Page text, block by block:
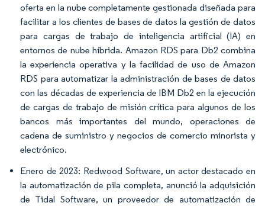
oferta en la nube completamente gestionada diseñada para
facilitar a los clientes de bases de datos la gestión de datos
para cargas de trabajo de inteligencia artificial (IA) en
entornos de nube híbrida. Amazon RDS para Db2 combina
la experiencia operativa y la facilidad de uso de Amazon
RDS para automatizar la administración de bases de datos
con las décadas de experiencia de IBM Db2 en la ejecución
de cargas de trabajo de misión crítica para algunos de los
bancos más importantes del mundo, operaciones de
cadena de suministro y negocios de comercio minorista y
electrónico.
Enero de 2023: Redwood Software, un actor destacado en
la automatización de pila completa, anunció la adquisición
de Tidal Software, un proveedor de automatización de